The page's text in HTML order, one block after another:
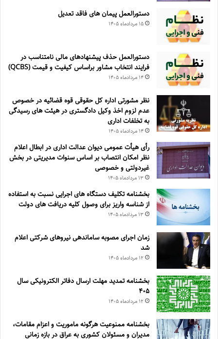
دستورالعمل پیمان های فاقد تعدیل
۱۵ مرداد‌ماه ۱۴۰۵
دستورالعمل حذف پيشنهادهای مالی نامتناسب در
فرايند انتخاب مشاور براساس كيفيت و قيمت (QCBS)
۱۴ مرداد‌ماه ۱۴۰۵
نظر مشورتی اداره کل حقوقی قوه قضائیه در خصوص
عدم لزوم اخذ وکیل دادگستری در هیئت های رسیدگی
به تخلفات اداری
۱۴ مرداد‌ماه ۱۴۰۵
رأی هیأت عمومی دیوان عدالت اداری در ابطال اعلام
نظر امکان انتصاب بر اساس سنوات مدیریتی در بخش
غیردولتی و خصوصی
۱۳ مرداد‌ماه ۱۴۰۵
بخشنامه تکلیف دستگاه های اجرایی نسبت به استفاده
از شناسه واریز برای وصول کلیه دریافت های دولت
۱۳ مرداد‌ماه ۱۴۰۵
زمان اجرای مصوبه ساماندهی نیروهای شرکتی اعلام
شد
۱۲ مرداد‌ماه ۱۴۰۵
بخشنامه تمدید مهلت ارسال دفاتر الکترونیکی سال
۴۰۵
۱۲ مرداد‌ماه ۱۴۰۵
بخشنامه ممنوعیت هرگونه ماموریت و اعزام مقامات،
مدیران و مسئولان کشوری به عراق در بازه زمانی